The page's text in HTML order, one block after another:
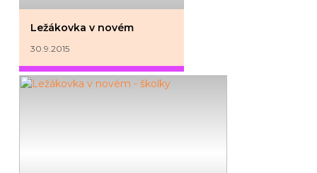
Ležákovka v novém
30.9.2015